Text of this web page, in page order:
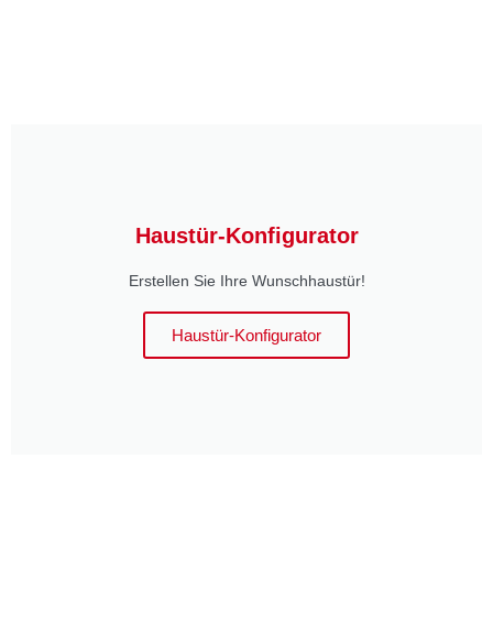
Haustür-Konfigurator
Erstellen Sie Ihre Wunschhaustür!
Haustür-Konfigurator